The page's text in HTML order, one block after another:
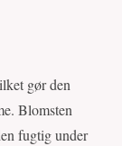
gør den
Blomsten
fugtig under